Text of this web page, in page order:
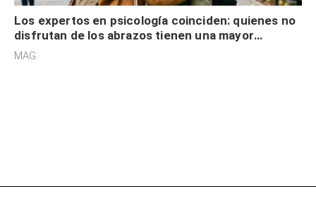
Los expertos en psicología coinciden: quienes no
disfrutan de los abrazos tienen una mayor
sensibilidad a los estímulos físicos y no es por
MAG.